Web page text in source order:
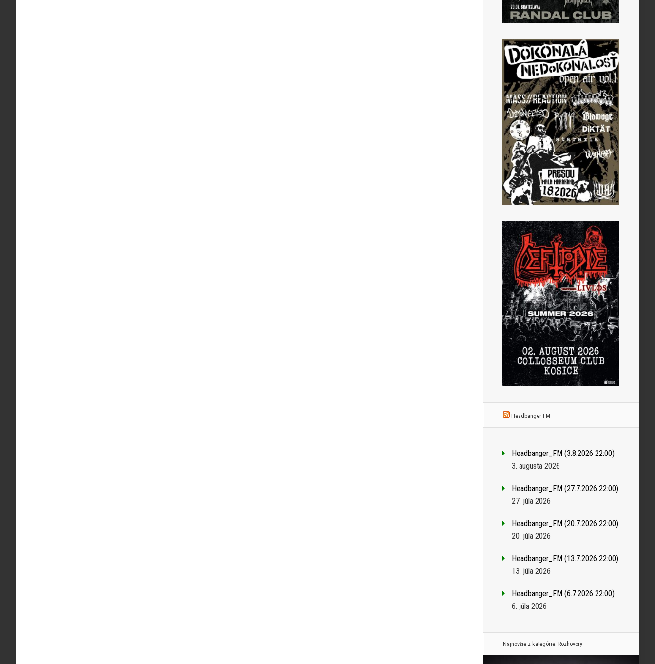
Headbanger FM
Headbanger_FM (3.8.2026 22:00)
3. augusta 2026
Headbanger_FM (27.7.2026 22:00)
27. júla 2026
Headbanger_FM (20.7.2026 22:00)
20. júla 2026
Headbanger_FM (13.7.2026 22:00)
13. júla 2026
Headbanger_FM (6.7.2026 22:00)
6. júla 2026
Najnovšie z kategórie: Rozhovory